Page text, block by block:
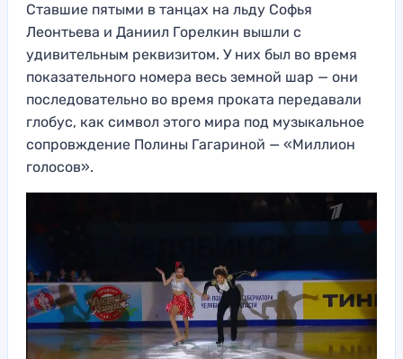
Ставшие пятыми в танцах на льду Софья
Леонтьева и Даниил Горелкин вышли с
удивительным реквизитом. У них был во время
показательного номера весь земной шар — они
последовательно во время проката передавали
глобус, как символ этого мира под музыкальное
сопровждение Полины Гагариной — «Миллион
голосов».